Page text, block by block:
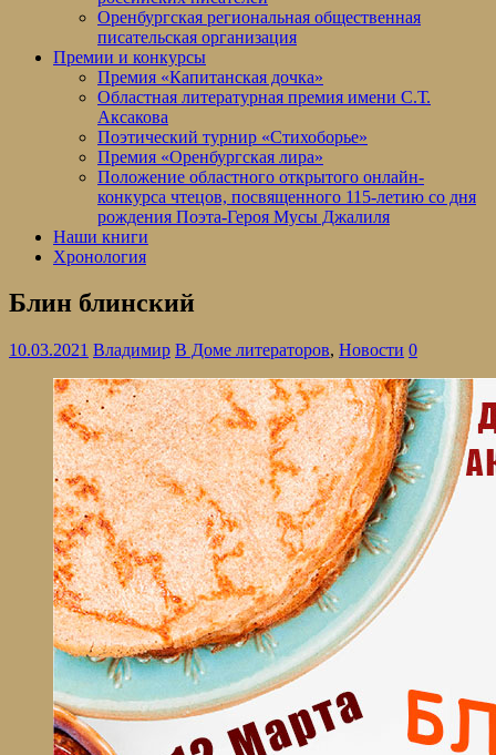
Оренбургская региональная общественная
писательская организация
Премии и конкурсы
Премия «Капитанская дочка»
Областная литературная премия имени С.Т.
Аксакова
Поэтический турнир «Стихоборье»
Премия «Оренбургская лира»
Положение областного открытого онлайн-
конкурса чтецов, посвященного 115-летию со дня
рождения Поэта-Героя Мусы Джалиля
Наши книги
Хронология
Блин блинский
10.03.2021 Владимир В Доме литераторов, Новости 0